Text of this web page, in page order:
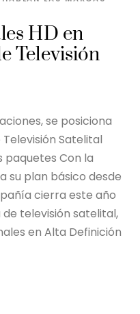
HD en
Televisión
se posiciona
Satelital
paquetes Con la
su plan básico desde
cierra este año
televisión satelital,
en Alta Definición